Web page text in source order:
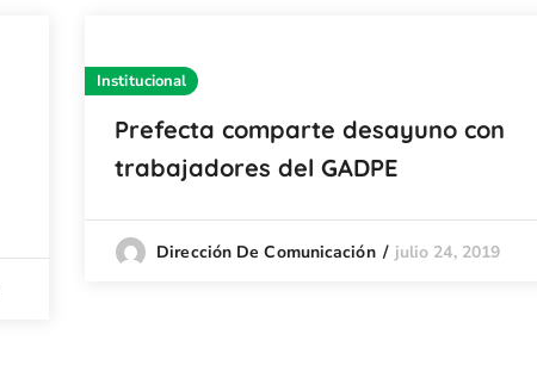
Institucional
Prefecta comparte desayuno con
trabajadores del GADPE
Dirección De Comunicación julio 24, 2019